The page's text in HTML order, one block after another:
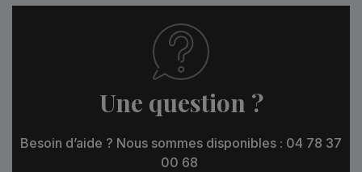
Une question ?
Besoin d’aide ? Nous sommes disponibles : 04 78 37
00 68